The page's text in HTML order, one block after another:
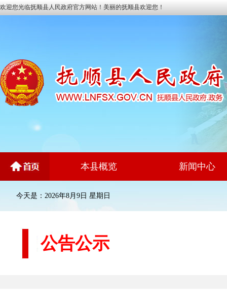
欢迎您光临抚顺县人民政府官方网站！美丽的抚顺县欢迎您！
本县概览 新闻中心
今天是：2026年8月9日 星期日
公告公示